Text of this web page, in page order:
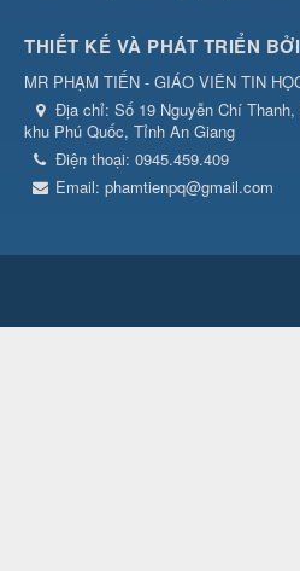
THIẾT KẾ VÀ PHÁT TRIỂN BỞI
MR PHẠM TIẾN - GIÁO VIÊN TIN
Địa chỉ: Số 19 Nguyễn Chí
khu Phú Quốc, Tỉnh An Giang
Điện thoại: 0945.459.409
Email: phamtienpq@gmail.com